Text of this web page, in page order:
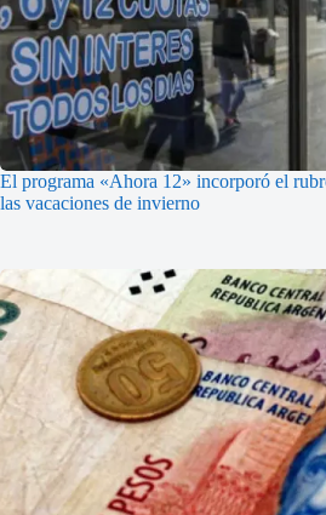
El programa «Ahora 12» incorporó el
las vacaciones de invierno